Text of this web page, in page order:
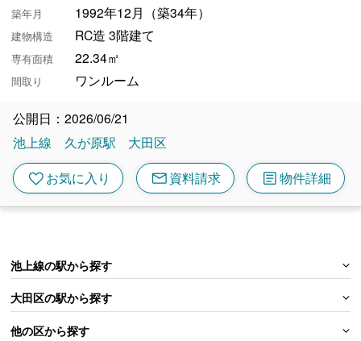
築年月 1992年12月（築34年）
建物構造 RC造 3階建て
専有面積 22.34㎡
間取り ワンルーム
公開日：2026/06/21
池上線
久が原駅 大田区
favoriteお気に入り mail資料請求 article物件詳細
池上線の駅から探す
大田区の駅から探す
他の区から探す